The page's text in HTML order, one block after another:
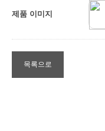
제품 이미지
목록으로